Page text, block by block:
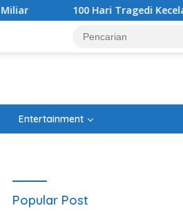
100 Hari Tragedi Kecelakaan
Entertainment
Popular Post